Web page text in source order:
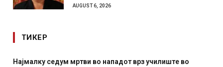
AUGUST 6, 2026
ТИКЕР
Најмалку седум мртви во нападот врз училиште во